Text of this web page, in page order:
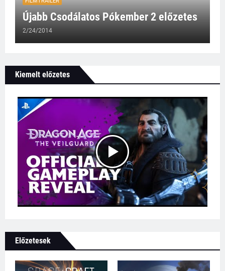
Újabb Csodálatos Pókember 2 előzetes
2/24/2014
Kiemelt előzetes
Előzetesek